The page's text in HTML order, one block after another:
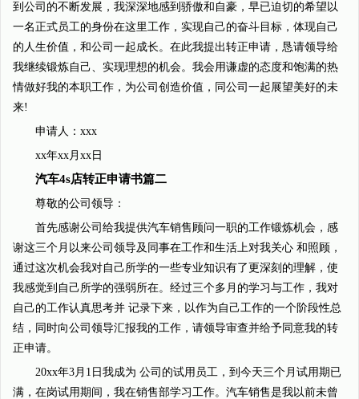
到公司的不断发展，我深深地感到骄傲和自豪，早已迫切的希望以
一名正式员工的身份在这里工作，实现自己的奋斗目标，体现自己
的人生价值，和公司一起成长。在此我提出转正申请，恳请领导给
我继续锻炼自己、实现理想的机会。我会用谦虚的态度和饱满的热
情做好我的本职工作，为公司创造价值，同公司一起展望美好的未
来!
申请人：xxx
xx年xx月xx日
汽车4s店转正申请书篇二
尊敬的公司领导：
首先感谢公司给我提供汽车销售顾问一职的工作锻炼机会，感
谢这三个月以来公司领导及同事在工作和生活上对我关心 和照顾，
通过这次机会我对自己所学的一些专业知识有了更深刻的理解，使
我感觉到自己所学的强弱所在。经过三个多月的学习与工作，我对
自己的工作认真思考并 记录下来，以作为自己工作的一个阶段性总
结，同时向公司领导汇报我的工作，请领导审查并给予同意我的转
正申请。
20xx年3月1日我成为 公司的试用员工，到今天三个月试用期已
满，在岗试用期间，我在销售部学习工作。汽车销售是我以前未曾